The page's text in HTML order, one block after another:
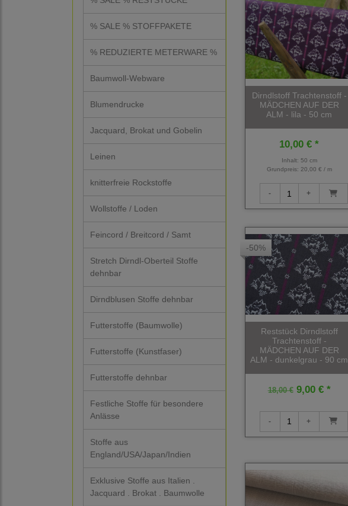
% SALE % STOFFPAKETE
% REDUZIERTE METERWARE %
Baumwoll-Webware
Blumendrucke
Jacquard, Brokat und Gobelin
Leinen
knitterfreie Rockstoffe
Wollstoffe / Loden
Feincord / Breitcord / Samt
Stretch Dirndl-Oberteil Stoffe
dehnbar
Dirndblusen Stoffe dehnbar
Futterstoffe (Baumwolle)
Futterstoffe (Kunstfaser)
Futterstoffe dehnbar
Festliche Stoffe für besondere
Anlässe
Stoffe aus
England/USA/Japan/Indien
Exklusive Stoffe aus Italien .
Jacquard . Brokat . Baumwolle
Dirndlstoff Trachtenstoff -
MÄDCHEN AUF DER
ALM - lila - 50 cm
10,00 € *
Inhalt: 50 cm
Grundpreis: 20,00 € / m
-50%
Reststück Dirndlstoff
Trachtenstoff -
MÄDCHEN AUF DER
ALM - dunkelgrau - 90 cm
18,00 €9,00 € *